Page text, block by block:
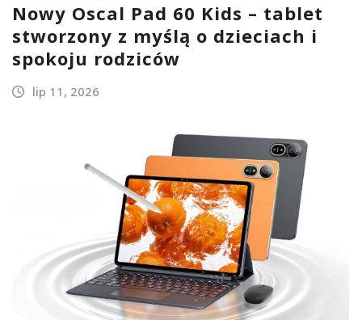
Nowy Oscal Pad 60 Kids – tablet
stworzony z myślą o dzieciach i
spokoju rodziców
lip 11, 2026